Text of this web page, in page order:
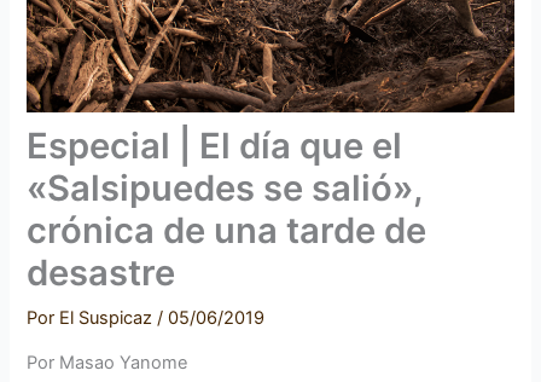
Especial | El día que el
«Salsipuedes se salió»,
crónica de una tarde de
desastre
Por El Suspicaz/05/06/2019
Por Masao Yanome